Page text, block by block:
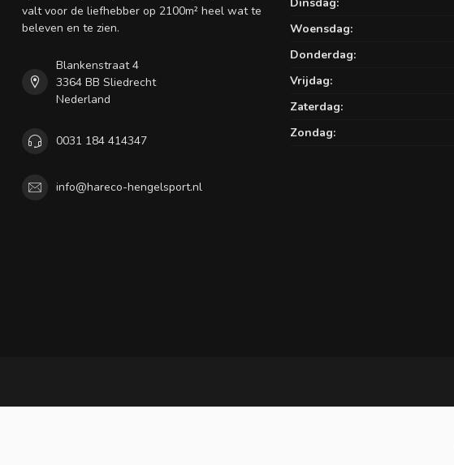
valt voor de liefhebber op 2100m² heel wat te
beleven en te zien.
Blankenstraat 4
3364 BB Sliedrecht
Nederland
0031 184 414347
info@hareco-hengelsport.nl
Woensdag:
Donderdag:
Vrijdag:
Zaterdag:
Zondag: